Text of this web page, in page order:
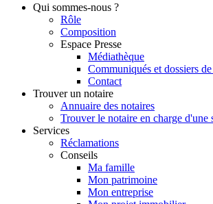
Qui sommes-nous ?
Rôle
Composition
Espace Presse
Médiathèque
Communiqués et dossiers de
Contact
Trouver un notaire
Annuaire des notaires
Trouver le notaire en charge d'une
Services
Réclamations
Conseils
Ma famille
Mon patrimoine
Mon entreprise